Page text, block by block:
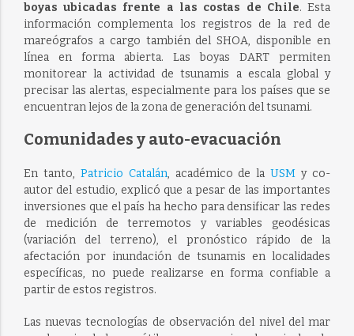
boyas ubicadas frente a las costas de Chile. Esta
información complementa los registros de la red de
mareógrafos a cargo también del SHOA, disponible en
línea en forma abierta. Las boyas DART permiten
monitorear la actividad de tsunamis a escala global y
precisar las alertas, especialmente para los países que se
encuentran lejos de la zona de generación del tsunami.
Comunidades y auto-evacuación
En tanto, Patricio Catalán, académico de laUSM y co-
autor del estudio, explicó que a pesar de las importantes
inversiones que el país ha hecho para densificar las redes
de medición de terremotos y variables geodésicas
(variación del terreno), el pronóstico rápido de la
afectación por inundación de tsunamis en localidades
específicas, no puede realizarse en forma confiable a
partir de estos registros.
Las nuevas tecnologías de observación del nivel del mar